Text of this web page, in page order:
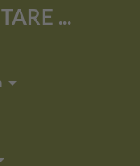
...
arrow_drop_down